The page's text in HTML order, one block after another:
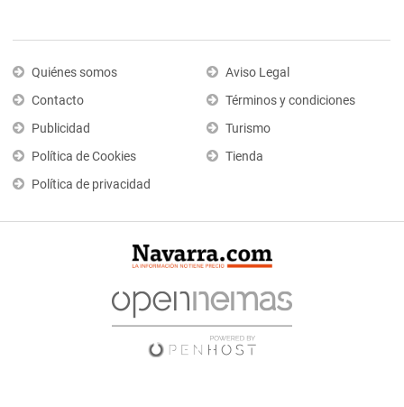
Quiénes somos
Contacto
Publicidad
Política de Cookies
Política de privacidad
Aviso Legal
Términos y condiciones
Turismo
Tienda